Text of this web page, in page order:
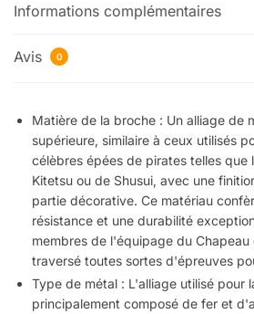
Informations complémentaires
Avis 0
Matière de la broche : Un alliage de
supérieure, similaire à ceux utilisés
célèbres épées de pirates telles que
Kitetsu ou de Shusui, avec une
partie décorative. Ce matériau
résistance et une durabilité
membres de l'équipage du Chapeau
traversé toutes sortes d'épreuves
Type de métal : L'alliage utilisé pour
principalement composé de fer et